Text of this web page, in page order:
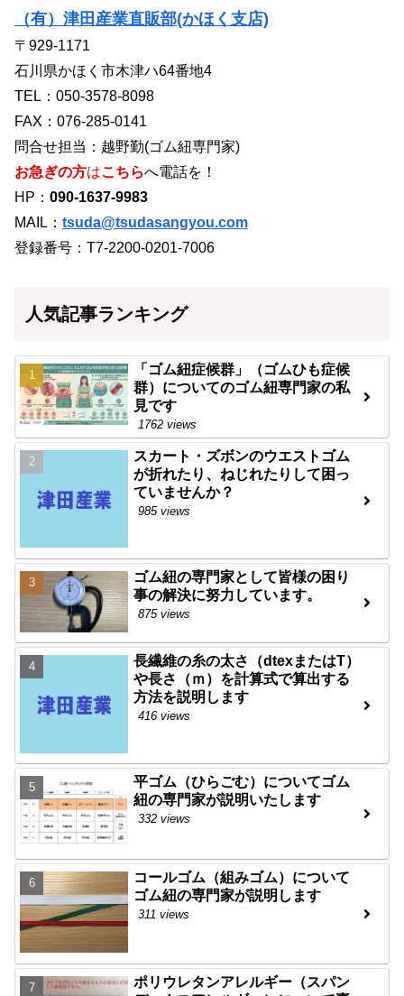
（有）津田産業直販部(かほく支店)
〒929-1171
石川県かほく市木津ハ64番地4
TEL：050-3578-8098
FAX：076-285-0141
問合せ担当：越野勤(ゴム紐専門家)
お急ぎの方はこちらへ電話を！
HP： 090-1637-9983
MAIL： tsuda@tsudasangyou.com
登録番号：T7-2200-0201-7006
人気記事ランキング
「ゴム紐症候群」（ゴムひも症候
群）についてのゴム紐専門家の私
見です
1762 views
スカート・ズボンのウエストゴム
が折れたり、ねじれたりして困っ
ていませんか？
985 views
ゴム紐の専門家として皆様の困り
事の解決に努力しています。
875 views
長繊維の糸の太さ（dtexまたはT）
や長さ（ｍ）を計算式で算出する
方法を説明します
416 views
平ゴム（ひらごむ）についてゴム
紐の専門家が説明いたします
332 views
コールゴム（組みゴム）について
ゴム紐の専門家が説明します
311 views
ポリウレタンアレルギー（スパン